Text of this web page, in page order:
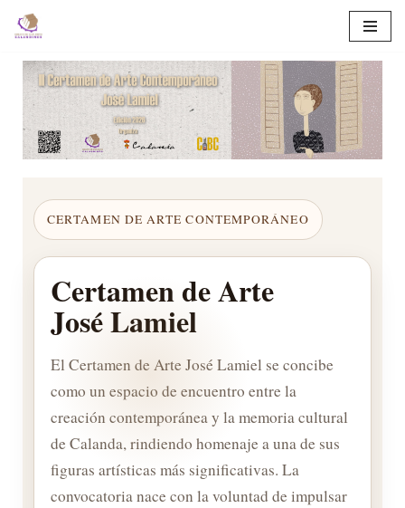
contenido
CERTAMEN DE ARTE CONTEMPORÁNEO
Certamen de Arte
José Lamiel
El Certamen de Arte José Lamiel se concibe
como un espacio de encuentro entre la
creación contemporánea y la memoria cultural
de Calanda, rindiendo homenaje a una de sus
figuras artísticas más significativas. La
convocatoria nace con la voluntad de impulsar